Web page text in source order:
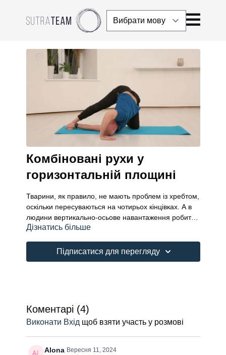
Комбіновані рухи у
горизонтальній площині
Тварини, як правило, не мають проблем із хребтом,
оскільки пересуваються на чотирьох кінцівках. А в
людини вертикально-осьове навантаження робить
свою неприємну справу. Гравітація провокує зміни у
гіпертонус, біль, асиметрія та сколіотична постава.
Працюючи динамічно і статично у горизонтальній
Дізнатись більше
Підписатися для перегляду
Коментарі (4)
Виконати Вхід щоб взяти участь у розмові
Alona Вересня 11, 2024